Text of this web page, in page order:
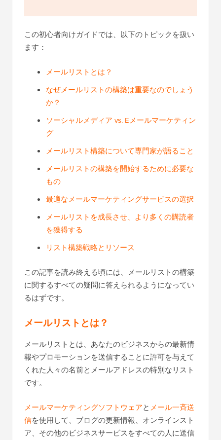
この初心者向けガイドでは、以下のトピックを扱い
ます：
メールリストとは？
なぜメールリストの構築は重要なのでしょう
か？
ソーシャルメディア vs. Eメールマーケティン
グ
メールリスト構築について専門家が語ること
メールリストの構築を開始するために必要な
もの
最適なメールマーケティングサービスの選択
メールリストを成長させ、より多くの購読者
を獲得する
リスト構築戦略とリソース
この記事を読み終える頃には、メールリストの構築
に関するすべての疑問に答えられるようになってい
るはずです。
メールリストとは？
メールリストとは、あなたのビジネスからの最新情
報やプロモーションを送信することに許可を与えて
くれた人々の名前とメールアドレスの特別なリスト
です。
メールマーケティングソフトウェアとメール一斉送
信を使用して、ブログの更新情報、オンラインスト
ア、その他のビジネスサービスをすべての人に送信